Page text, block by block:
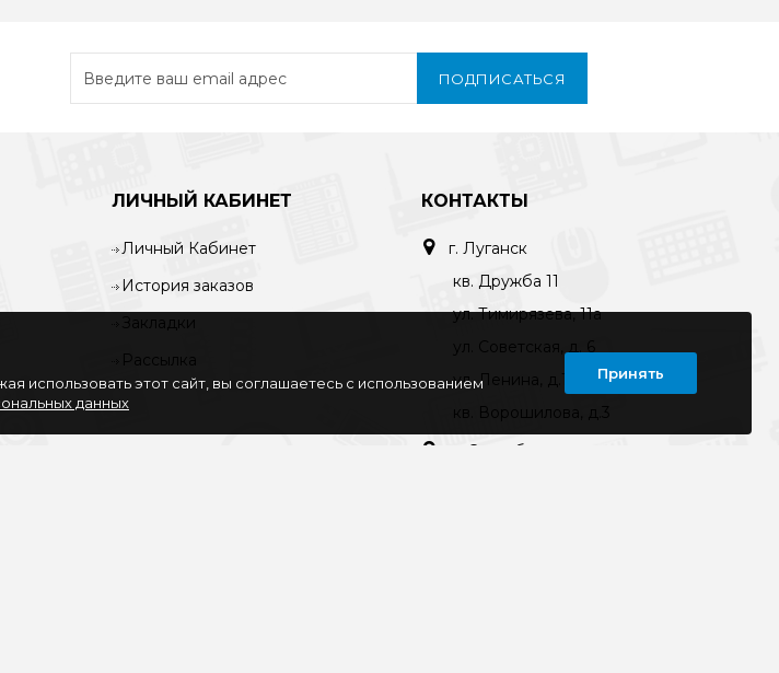
ПОДПИСАТЬСЯ
ЛИЧНЫЙ КАБИНЕТ
Личный Кабинет
История заказов
Закладки
Рассылка
КОНТАКТЫ
г. Луганск
кв. Дружба 11
ул. Тимирязева, 11а
ул. Советская, д. 6
ул. Ленина, д.143
кв. Ворошилова, д.3
г. Старобельск
использовать этот сайт, вы соглашаетесь с использованием
данных
Принять